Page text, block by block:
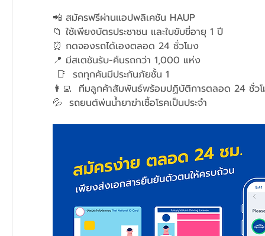
📲 สมัครฟรีผ่านแอปพลิเคชัน HAUP
📁 ใช้เพียงบัตรประชาชน และใบขับขี่อายุ 1 ปี
⏰ กดจองรถได้เองตลอด 24 ชั่วโมง
📍 มีสเตชันรับ-คืนรถกว่า 1,000 แห่ง
📑  รถทุกคันมีประกันภัยชั้น 1
👩‍💻  ทีมลูกค้าสัมพันธ์พร้อมปฏิบัติการตลอด 24 ชั่
💦  รถยนต์พ่นน้ำยาฆ่าเชื้อโรคเป็นประจำ